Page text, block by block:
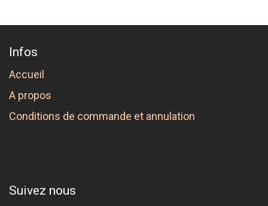
Infos
Accueil
A propos
Conditions de commande et annulation
Suivez nous